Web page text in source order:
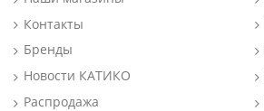
Контакты
Бренды
Новости КАТИКО
Распродажа